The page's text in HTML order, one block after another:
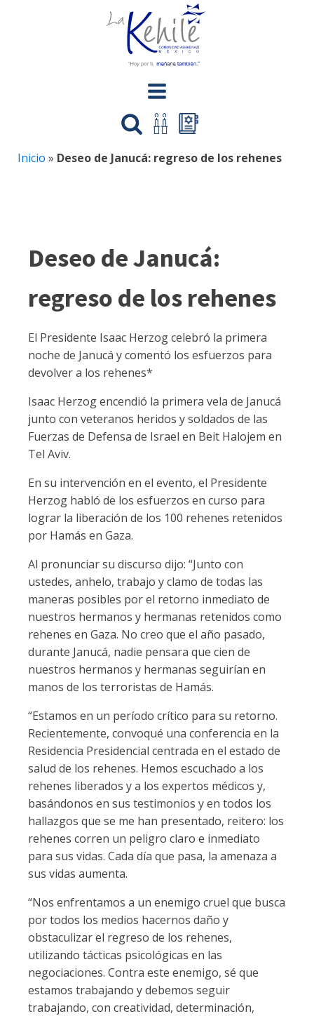
Inicio » Deseo de Janucá: regreso de los rehenes
Deseo de Janucá:
regreso de los rehenes
El Presidente Isaac Herzog celebró la primera
noche de Janucá y comentó los esfuerzos para
devolver a los rehenes*
Isaac Herzog encendió la primera vela de Janucá
junto con veteranos heridos y soldados de las
Fuerzas de Defensa de Israel en Beit Halojem en
Tel Aviv.
En su intervención en el evento, el Presidente
Herzog habló de los esfuerzos en curso para
lograr la liberación de los 100 rehenes retenidos
por Hamás en Gaza.
Al pronunciar su discurso dijo: “Junto con
ustedes, anhelo, trabajo y clamo de todas las
maneras posibles por el retorno inmediato de
nuestros hermanos y hermanas retenidos como
rehenes en Gaza. No creo que el año pasado,
durante Janucá, nadie pensara que cien de
nuestros hermanos y hermanas seguirían en
manos de los terroristas de Hamás.
“Estamos en un período crítico para su retorno.
Recientemente, convoqué una conferencia en la
Residencia Presidencial centrada en el estado de
salud de los rehenes. Hemos escuchado a los
rehenes liberados y a los expertos médicos y,
basándonos en sus testimonios y en todos los
hallazgos que se me han presentado, reitero: los
rehenes corren un peligro claro e inmediato
para sus vidas. Cada día que pasa, la amenaza a
sus vidas aumenta.
“Nos enfrentamos a un enemigo cruel que busca
por todos los medios hacernos daño y
obstaculizar el regreso de los rehenes,
utilizando tácticas psicológicas en las
negociaciones. Contra este enemigo, sé que
estamos trabajando y debemos seguir
trabajando, con creatividad, determinación,